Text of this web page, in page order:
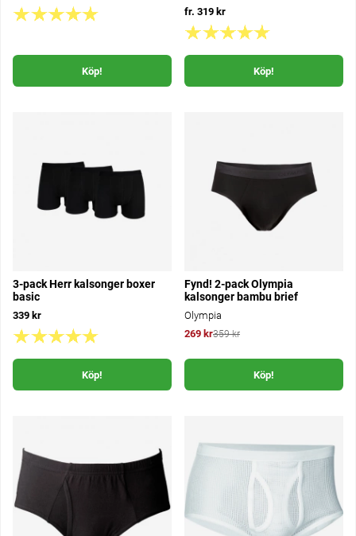
Köp!
fr. 319 kr
Köp!
3-pack Herr kalsonger boxer
basic
339 kr
Köp!
Fynd! 2-pack Olympia
kalsonger bambu brief
Olympia
269 kr359 kr
Köp!